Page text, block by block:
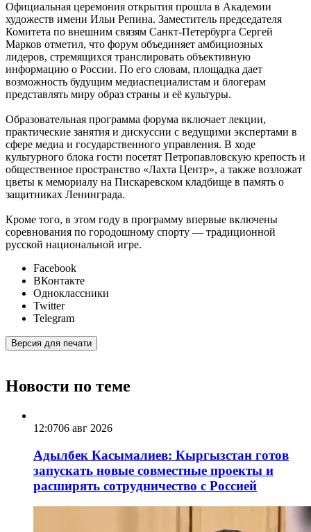
Официальная церемония открытия прошла в Академии
художеств имени Ильи Репина. Заместитель председателя
Комитета по внешним связям Санкт-Петербурга Сергей
Марков отметил, что форум объединяет амбициозных
лидеров, стремящихся транслировать объективную
информацию о России. По его словам, площадка дает
возможность будущим медиаспециалистам и блогерам
представлять миру образ страны и её культуры.
Образовательная программа форума включает лекции,
практические занятия и дискуссии с ведущими экспертами в
сфере медиа и государственного управления. В ходе
культурного блока гости посетят Петропавловскую крепость и
общественное пространство «Лахта Центр», а также возложат
цветы к мемориалу на Пискаревском кладбище в память о
защитниках Ленинграда.
Кроме того, в этом году в программу впервые включены
соревнования по городошному спорту — традиционной
русской национальной игре.
Facebook
ВКонтакте
Одноклассники
Twitter
Telegram
Версия для печати
Новости по теме
12:0706 авг 2026
Адылбек Касымалиев: Кыргызстан готов
запускать новые совместные проекты и
расширять сотрудничество с Россией